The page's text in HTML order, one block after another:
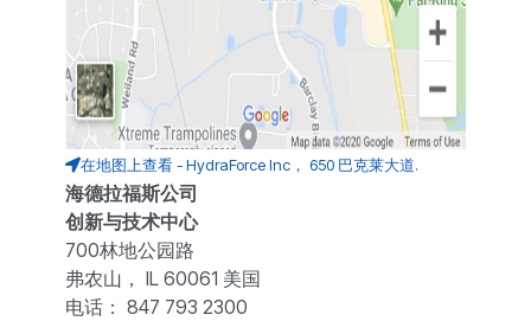
在地图上查看 - HydraForce Inc， 650 巴克莱大道.
海德拉福斯公司
创新与技术中心
700林地公园路
弗农山， IL 60061 美国
电话： 847 793 2300